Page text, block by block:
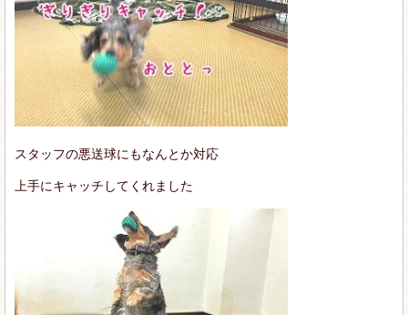
スタッフの悪送球にもなんとか対応
上手にキャッチしてくれました